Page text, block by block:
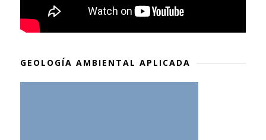
GEOLOGÍA AMBIENTAL APLICADA